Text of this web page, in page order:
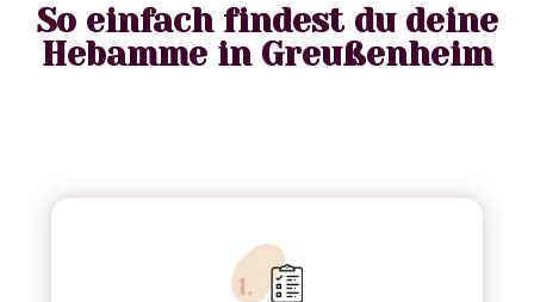
So einfach findest du deine
Hebamme in Greußenheim